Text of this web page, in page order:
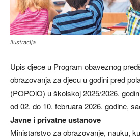
Ilustracija
Upis djece u Program obaveznog
obrazovanja za djecu u godini pred
(POPOiO) u školskoj 2025/2026.
od 02. do 10. februara 2026. godine,
Javne i privatne ustanove
Ministarstvo za obrazovanje, nauku,